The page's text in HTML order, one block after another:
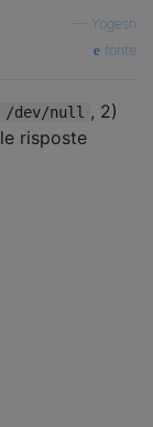
Yogesh
fonte
/dev/null
, 2)
risposte